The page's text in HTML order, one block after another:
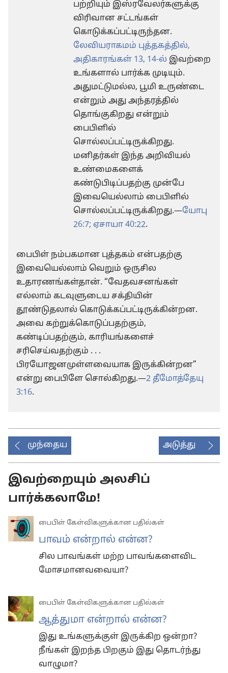
பற்றியும் இஸ்ரவேலர்களுக்கு
விரிவான சட்டங்கள்
கொடுக்கப்பட்டிருந்தன.
லேவியராகமம் புத்தகத்தில்,
அதிகாரங்கள் 13, 14-ல் இவற்றை
உங்களால் பார்க்க முடியும்.
அதுமட்டுமல்ல, பூமி உருண்டை
என்றும் அது அந்தரத்தில்
தொங்குகிறது என்றும்
பைபிளில்
சொல்லப்பட்டிருக்கிறது.
மனிதர்கள் இந்த அறிவியல்
உண்மைகளைக்
கண்டுபிடிப்பதற்கு முன்பே
இவையெல்லாம் பைபிளில்
சொல்லப்பட்டிருக்கிறது.—யோபு
26:7; ஏசாயா 40:22.
பைபிள் நம்பகமான புத்தகம் என்பதற்கு
இவையெல்லாம் வெறும் ஒருசில
உதாரணங்கள்தான். “வேதவசனங்கள்
எல்லாம் கடவுளுடைய சக்தியின்
தூண்டுதலால் கொடுக்கப்பட்டிருக்கின்றன.
அவை கற்றுக்கொடுப்பதற்கும்,
கண்டிப்பதற்கும், காரியங்களைச்
சரிசெய்வதற்கும் . . .
பிரயோஜனமுள்ளவையாக இருக்கின்றன”
என்று பைபிளே சொல்கிறது.—2 தீமோத்தேயு
3:16.
முந்தைய அடுத்து
இவற்றையும் அலசிப்
பார்க்கலாமே!
பைபிள் கேள்விகளுக்கான பதில்கள்
பாவம் என்றால் என்ன?
சில பாவங்கள் மற்ற பாவங்களைவிட
மோசமானவவையா?
பைபிள் கேள்விகளுக்கான பதில்கள்
ஆத்துமா என்றால் என்ன?
இது உங்களுக்குள் இருக்கிற ஒன்றா?
நீங்கள் இறந்த பிறகும் இது தொடர்ந்து
வாழுமா?